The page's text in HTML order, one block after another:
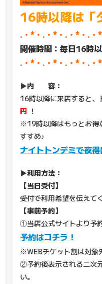
16時以降は「
.・*・.・*・.・*・.・
開催時間：毎日16時
.・*・.・*・.・*・.・
▶内 容：
16時以降に来店すると、
円 ！
※19時以降はもっとお得
すすめ♪
ナイトトンデミで夜得
▶利用方法：
【当日受付】
受付で利用希望を伝えて
【事前予約】
①当店公式サイトより予
予約はコチラ！
※WEBチケット割は対象
②予約後表示される二次
い。